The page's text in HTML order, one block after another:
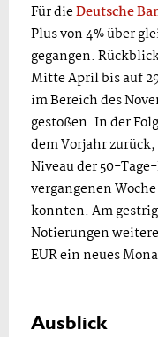
Für dieDeutsche
Plus von 4% über
gegangen.
Mitte April bis auf
im Bereich des
gestoßen. In der
dem Vorjahr
Niveau der 50-
vergangenen
konnten. Am
Notierungen
EUR ein neues
Ausblick